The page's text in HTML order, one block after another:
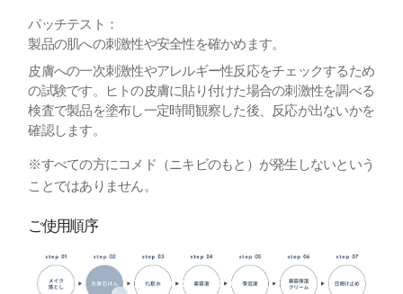
パッチテスト：
製品の肌への刺激性や安全性を確かめます。
皮膚への一次刺激性やアレルギー性反応をチェックするため
の試験です。ヒトの皮膚に貼り付けた場合の刺激性を調べる
検査で製品を塗布し一定時間観察した後、反応が出ないかを
確認します。
※すべての方にコメド（ニキビのもと）が発生しないという
ことではありません。
ご使用順序